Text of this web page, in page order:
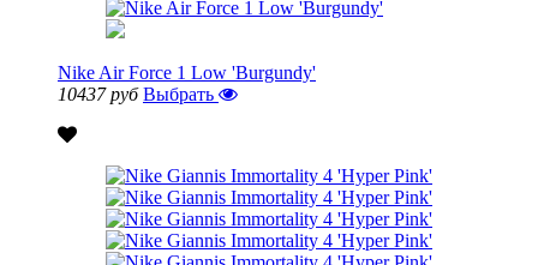
Nike Air Force 1 Low 'Burgundy'
10437 руб Выбрать